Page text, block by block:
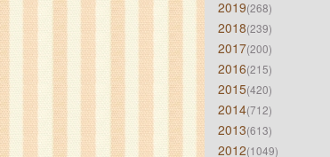
2019(268)
2018(239)
2017(200)
2016(215)
2015(420)
2014(712)
2013(613)
2012(1049)